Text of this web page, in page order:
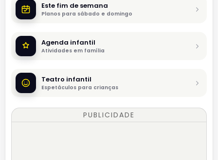
Este fim de semana
Planos para sábado e domingo
Agenda infantil
Atividades em família
Teatro infantil
Espetáculos para crianças
PUBLICIDADE